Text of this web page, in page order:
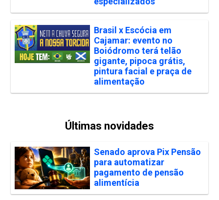
Brasil x Escócia em
Cajamar: evento no
Boiódromo terá telão
gigante, pipoca grátis,
pintura facial e praça de
alimentação
Últimas novidades
Senado aprova Pix Pensão
para automatizar
pagamento de pensão
alimentícia